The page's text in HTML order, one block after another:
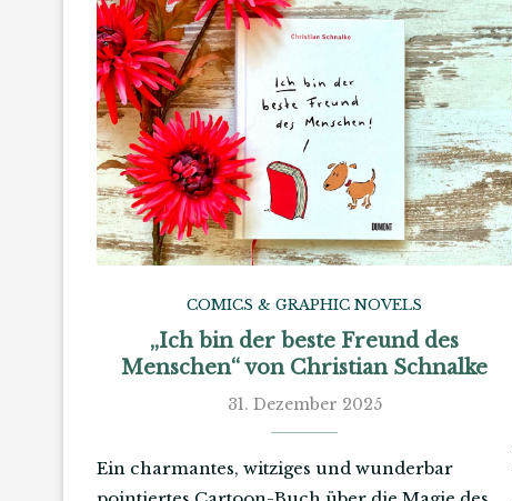
COMICS & GRAPHIC NOVELS
„Ich bin der beste Freund des
Menschen“ von Christian Schnalke
31. Dezember 2025
Ein charmantes, witziges und wunderbar